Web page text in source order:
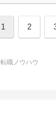
1 2
転職ノウハウ